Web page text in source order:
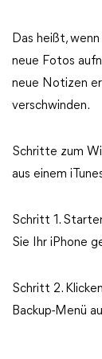
Das heißt,
neue Fotos
neue Notizen
verschwinden.
Schritte zum
aus einem
Schritt 1.
Sie Ihr iPhone
Schritt 2.
Backup-Menü